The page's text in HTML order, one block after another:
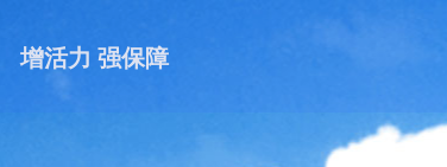
增活力 强保障